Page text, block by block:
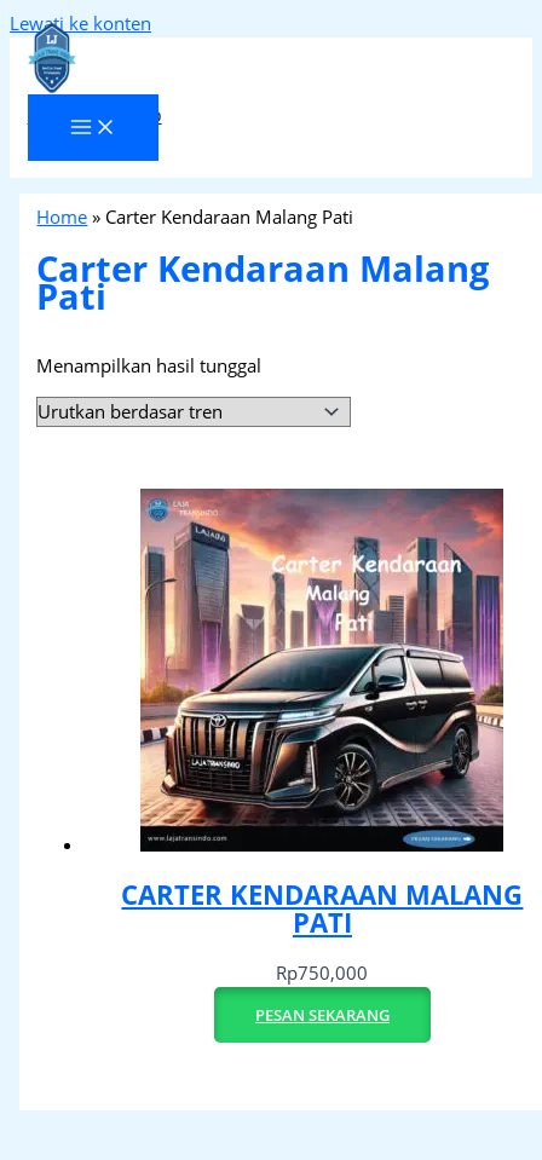
Lewati ke konten
Laja Transindo
Home » Carter Kendaraan Malang Pati
Carter Kendaraan Malang
Pati
Menampilkan hasil tunggal
CARTER KENDARAAN MALANG
PATI
Rp750,000
PESAN SEKARANG